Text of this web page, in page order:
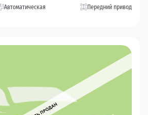
Автоматическая Передний привод